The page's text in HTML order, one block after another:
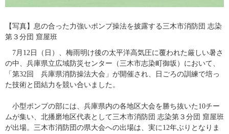
​【写真】​息の合った力強いポンプ操法を披露する三木市消防団 志染
第３分団 窟屋班
​　7月12日（日）、梅雨明け後の太平洋高気圧に覆われた厳しい暑さ
の中、兵庫県立広域防災センター（三木市志染町御坂）において、
「第32回　兵庫県消防操法大会」が開催され、日ごろの訓練で培っ
た技術と団結力を競い合いました。
小型ポンプの部には、兵庫県内の各地区大会を勝ち抜いた10チー
ムが集い、北播磨地区代表として三木市消防団 志染第３分団 窟屋班
が出場。三木市消防団の県大会への出場は、実に12年ぶりとなりま